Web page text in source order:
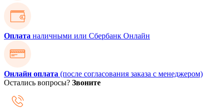
Оплата наличными или Сбербанк Онлайн
Онлайн оплата (после согласования заказа с менеджером)
Остались вопросы? Звоните